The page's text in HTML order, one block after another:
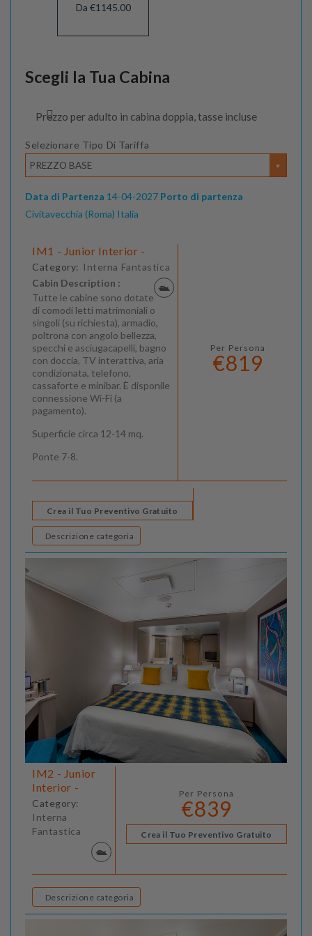
Da €1145.00
Scegli la Tua Cabina
Prezzo per adulto in cabina doppia, tasse incluse
Selezionare Tipo Di Tariffa
PREZZO BASE
Data di Partenza 14-04-2027 Porto di partenza
Civitavecchia (Roma) Italia
IM1 - Junior Interior -
Category: Interna Fantastica
Cabin Description :
Tutte le cabine sono dotate
di comodi letti matrimoniali o
singoli (su richiesta), armadio,
poltrona con angolo bellezza,
specchi e asciugacapelli, bagno
con doccia, TV interattiva, aria
condizionata, telefono,
cassaforte e minibar. È disponile
connessione Wi-Fi (a
pagamento).
Superficie circa 12-14 mq.
Ponte 7-8.
Per Persona
€819
Crea il Tuo Preventivo Gratuito
Descrizione categoria
IM2 - Junior
Interior -
Category:
Interna
Fantastica
Per Persona
€839
Crea il Tuo Preventivo Gratuito
Descrizione categoria